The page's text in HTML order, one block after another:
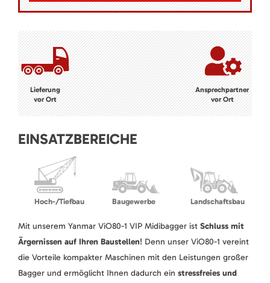
Lieferung
vor Ort
Ansprechpartner
vor Ort
EINSATZBEREICHE
Hoch-/Tiefbau Baugewerbe Landschaftsbau
Mit unserem Yanmar ViO80-1 VIP Midibagger ist Schluss mit
Ärgernissen auf Ihren Baustellen! Denn unser ViO80-1 vereint
die Vorteile kompakter Maschinen mit den Leistungen großer
Bagger und ermöglicht Ihnen dadurch ein stressfreies und